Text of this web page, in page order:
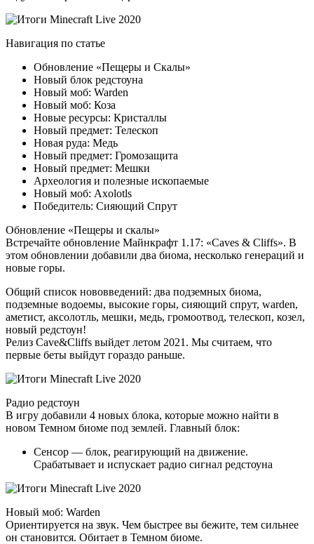
Навигация по статье
Обновление «Пещеры и Скалы»
Новый блок редстоуна
Новый моб: Warden
Новый моб: Коза
Новые ресурсы: Кристаллы
Новый предмет: Телескоп
Новая руда: Медь
Новый предмет: Громозащита
Новый предмет: Мешки
Археология и полезные ископаемые
Новый моб: Axolotls
Победитель: Сияющий Спрут
Обновление «Пещеры и скалы»
Встречайте обновление Майнкрафт 1.17: «Caves & Cliffs». В
этом обновлении добавили два биома, несколько генераций и
новые горы.
Общий список нововведений: два подземных биома,
подземные водоемы, высокие горы, сияющий спрут, warden,
аметист, аксолотль, мешки, медь, громоотвод, телескоп, козел,
новый редстоун!
Релиз Cave&Cliffs выйдет летом 2021. Мы считаем, что
первые беты выйдут гораздо раньше.
Радио редстоун
В игру добавили 4 новых блока, которые можно найти в
новом Темном биоме под землей. Главный блок:
Сенсор — блок, реагирующий на движение.
Срабатывает и испускает радио сигнал редстоуна
Новый моб: Warden
Ориентируется на звук. Чем быстрее вы бежите, тем сильнее
он становится. Обитает в Темном биоме.